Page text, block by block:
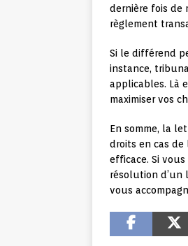
dernière fois de
règlement
Si le différend
instance,
applicables. Là
maximiser vos
En somme, la
droits en cas de
efficace. Si
résolution d’un
vous